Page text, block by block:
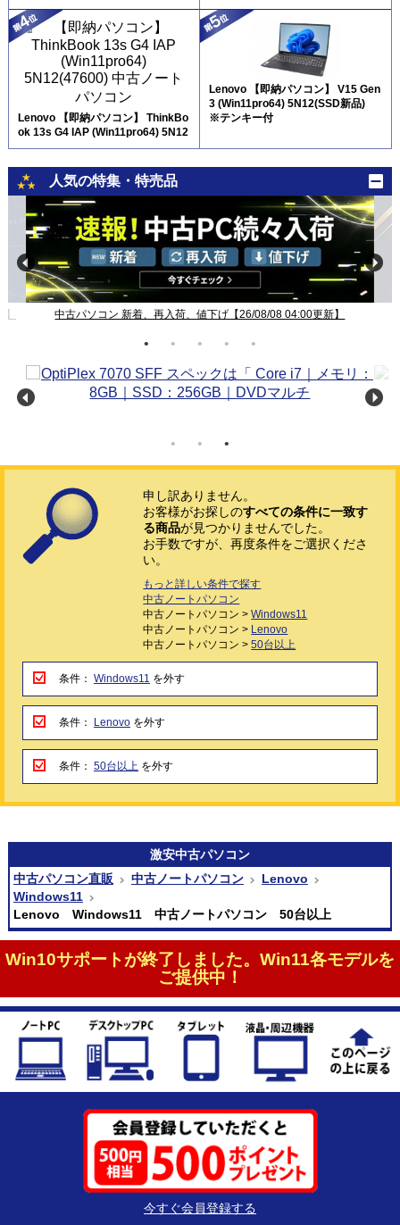
Lenovo 【即納パソコン】 ThinkBo
ok 13s G4 IAP (Win11pro64) 5N12
Lenovo 【即納パソコン】 V15 Gen
3 (Win11pro64) 5N12(SSD新品)
※テンキー付
人気の特集・特売品
中古パソコン 新着、再入荷、値下げ【26/08/08 04:00更新】
申し訳ありません。
お客様がお探しのすべての条件に一致す
る商品が見つかりませんでした。
お手数ですが、再度条件をご選択くださ
い。
もっと詳しい条件で探す
中古ノートパソコン
中古ノートパソコン >Windows11
中古ノートパソコン > Lenovo
中古ノートパソコン >50台以上
条件： Windows11 を外す
条件： Lenovo を外す
条件： 50台以上 を外す
激安中古パソコン
中古パソコン直販
中古ノートパソコン
Lenovo
Windows11
Lenovo Windows11 中古ノートパソコン 50台以上
Win10サポートが終了しました。Win11各モデルを
ご提供中！
今すぐ会員登録する